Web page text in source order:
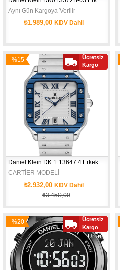
Aynı Gün Kargoya Verilir
₺1.989,00 KDV Dahil
Daniel Klein DK.1.13647.4 Erkek Kol Saati
CARTİER MODELİ
₺2.932,00 KDV Dahil
₺3.450,00
%15
Ücretsiz
Kargo
%20
İndirim
Ücretsiz
Kargo
Ürün